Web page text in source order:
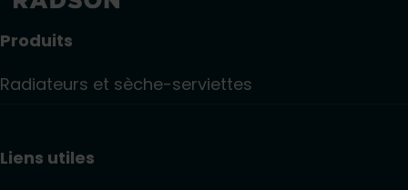
Produits
Radiateurs et sèche-serviettes
Liens utiles